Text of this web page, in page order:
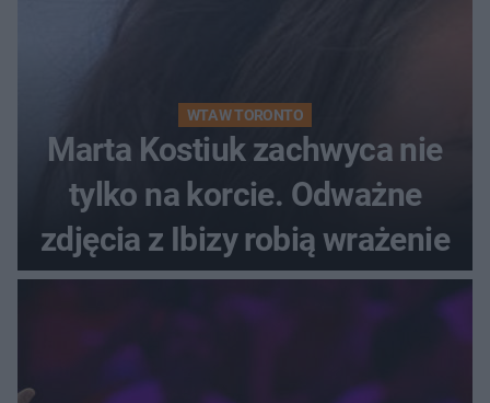
WTA W TORONTO
Marta Kostiuk zachwyca nie
tylko na korcie. Odważne
zdjęcia z Ibizy robią wrażenie